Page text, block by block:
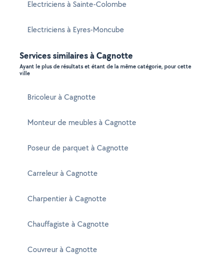
Electriciens à Sainte-Colombe
Electriciens à Eyres-Moncube
Services similaires à Cagnotte
Ayant le plus de résultats et étant de la même catégorie, pour cette
ville
Bricoleur à Cagnotte
Monteur de meubles à Cagnotte
Poseur de parquet à Cagnotte
Carreleur à Cagnotte
Charpentier à Cagnotte
Chauffagiste à Cagnotte
Couvreur à Cagnotte